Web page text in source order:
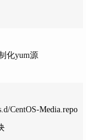
化yum源
CentOS-